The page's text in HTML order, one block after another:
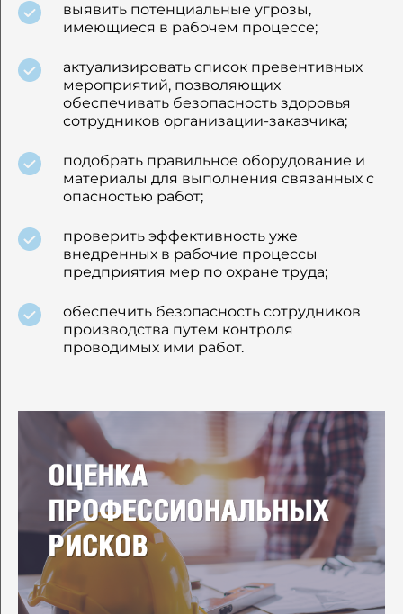
выявить потенциальные угрозы,
имеющиеся в рабочем процессе;
актуализировать список превентивных
мероприятий, позволяющих
обеспечивать безопасность здоровья
сотрудников организации-заказчика;
подобрать правильное оборудование и
материалы для выполнения связанных с
опасностью работ;
проверить эффективность уже
внедренных в рабочие процессы
предприятия мер по охране труда;
обеспечить безопасность сотрудников
производства путем контроля
проводимых ими работ.